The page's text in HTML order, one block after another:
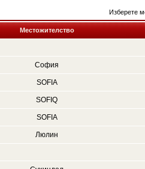
Изберете
Местожителство
София
SOFIA
SOFIQ
SOFIA
Люлин